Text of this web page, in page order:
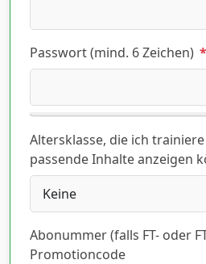
Passwort (mind. 6 Zeichen) *
Altersklasse, die ich
passende Inhalte anzeigen
Abonummer (falls FT- oder
Promotioncode